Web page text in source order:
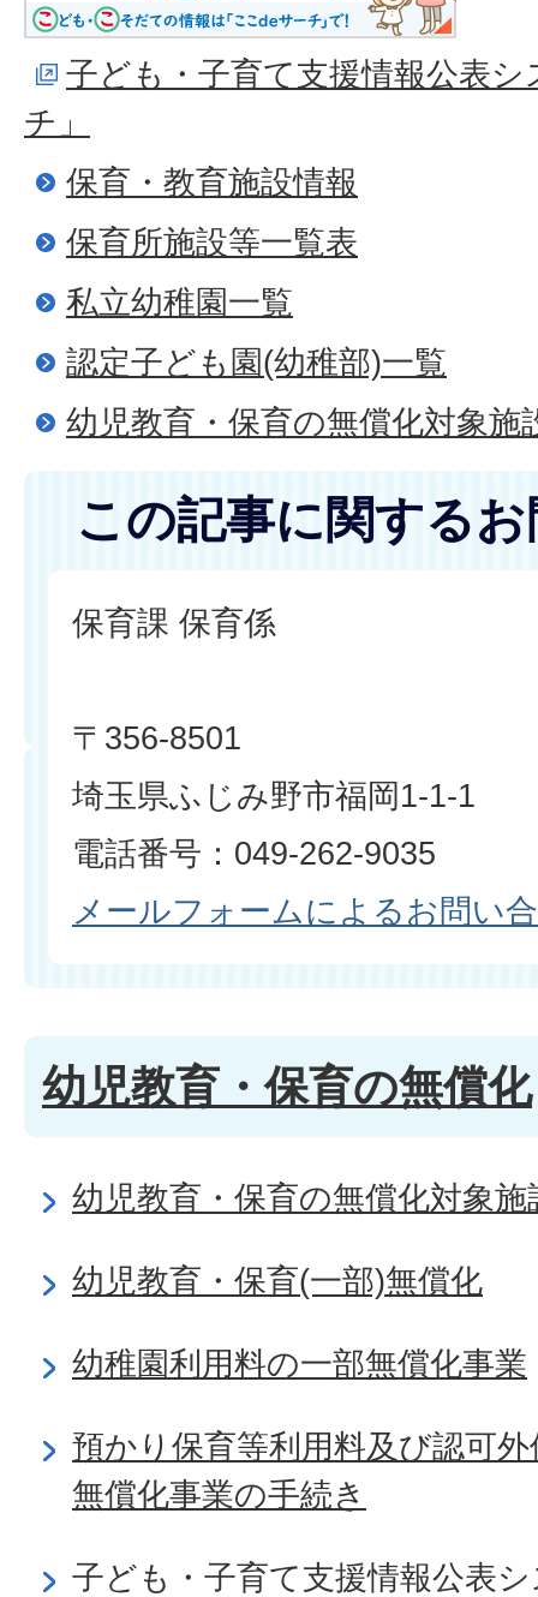
子ども・子育て支援情報公表
チ」
保育・教育施設情報
保育所施設等一覧表
私立幼稚園一覧
認定子ども園(幼稚部)一覧
幼児教育・保育の無償化対象施
この記事に関する
保育課 保育係
〒356-8501
埼玉県ふじみ野市福岡1-1-1
電話番号：049-262-9035
メールフォームによるお問い
幼児教育・保育の無償化
幼児教育・保育の無償化対象施
幼児教育・保育(一部)無償化
幼稚園利用料の一部無償化事業
預かり保育等利用料及び認可
無償化事業の手続き
子ども・子育て支援情報公表